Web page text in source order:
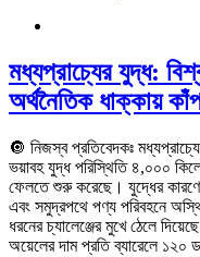
মধ্যপ্রাচ্যের যুদ্ধ:
অর্থনৈতিক ধাক্কায়
🔘 নিজস্ব প্রতিবেদকঃ
ভয়াবহ যুদ্ধ পরিস্থিতি ৪,০০০
ফেলতে শুরু করেছে। যুদ্ধের কারণে
এবং সমুদ্রপথে পণ্য পরিবহনে
ধরনের চ্যালেঞ্জের মুখে ঠেলে
অয়েলের দাম প্রতি ব্যারেলে ১২০